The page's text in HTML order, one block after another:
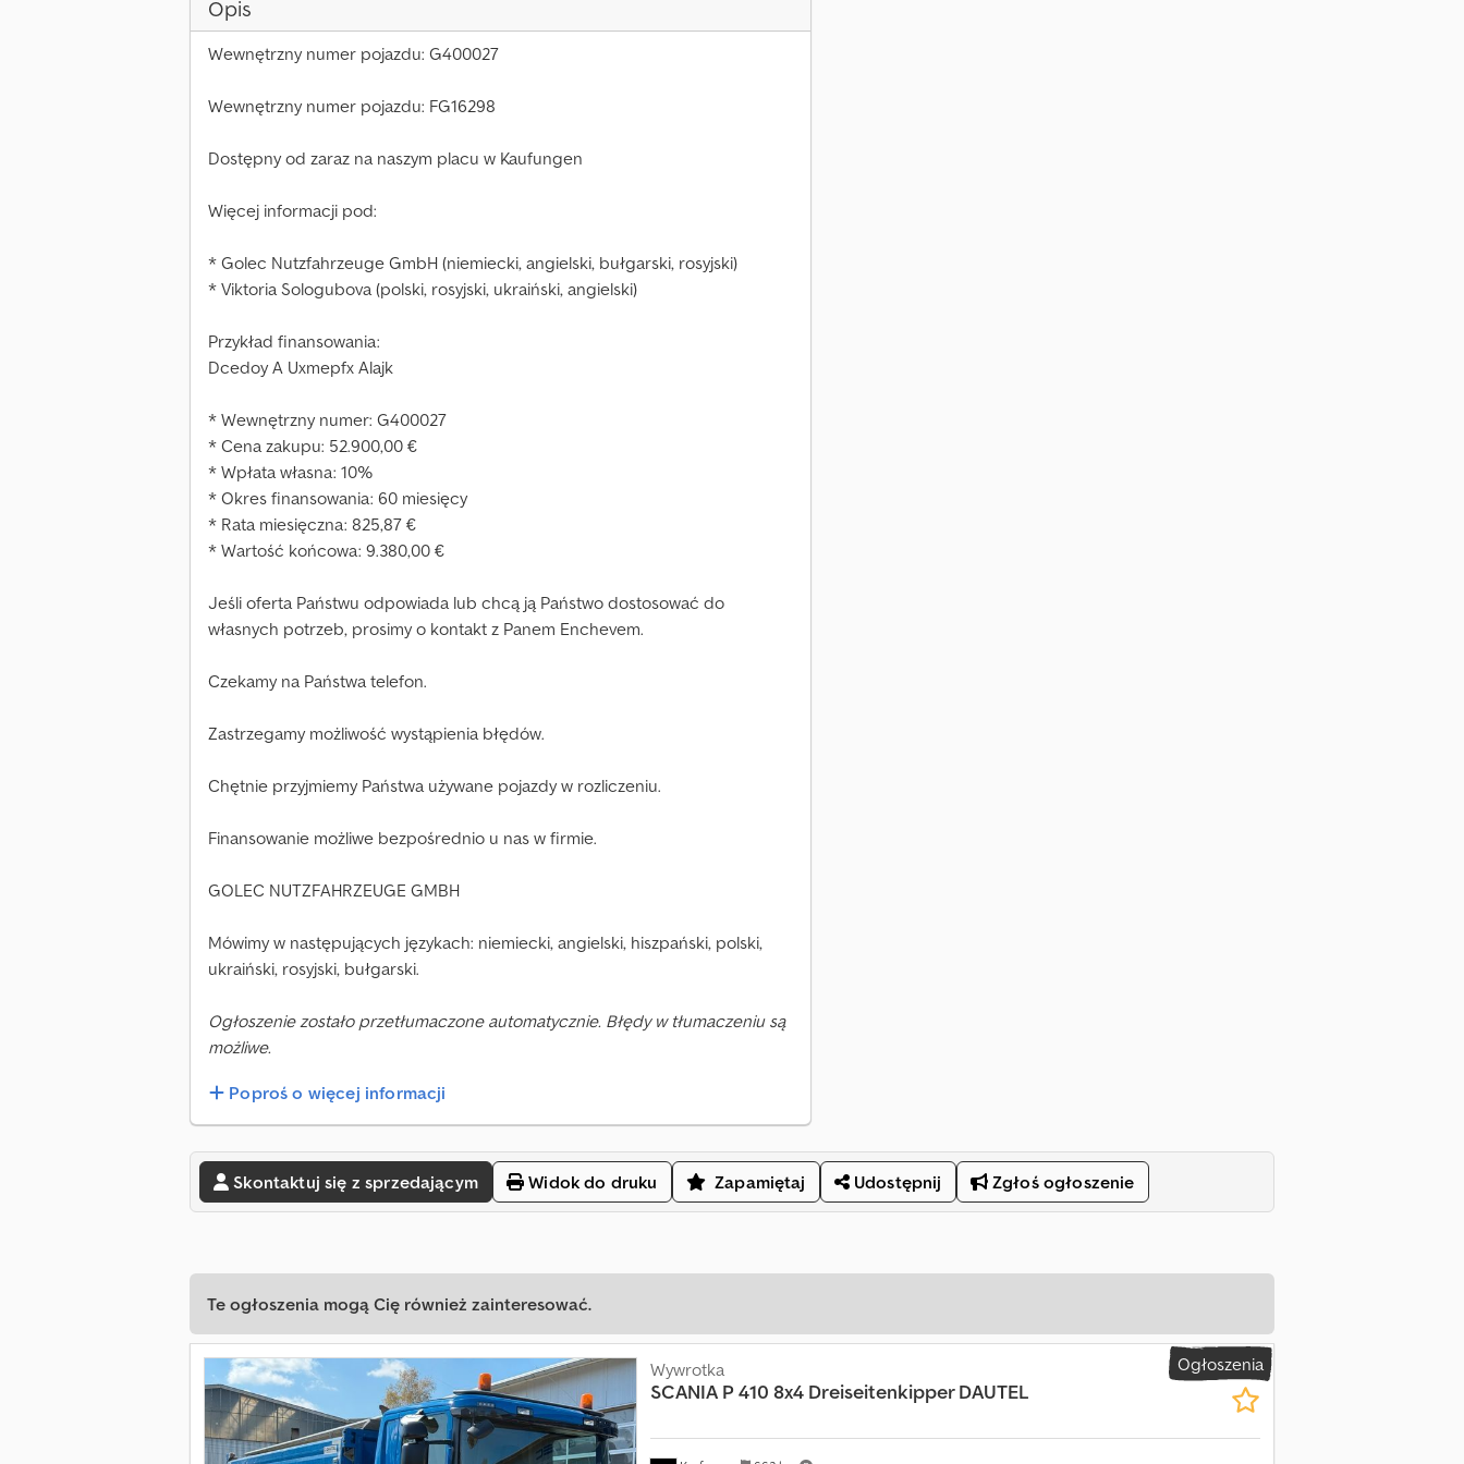
Opis
Wewnętrzny numer pojazdu: G400027
Wewnętrzny numer pojazdu: FG16298
Dostępny od zaraz na naszym placu w Kaufungen
Więcej informacji pod:
* Golec Nutzfahrzeuge GmbH (niemiecki, angielski, bułgarski, rosyjski)
* Viktoria Sologubova (polski, rosyjski, ukraiński, angielski)
Przykład finansowania:
Dcedoy A Uxmepfx Alajk
* Wewnętrzny numer: G400027
* Cena zakupu: 52.900,00 €
* Wpłata własna: 10%
* Okres finansowania: 60 miesięcy
* Rata miesięczna: 825,87 €
* Wartość końcowa: 9.380,00 €
Jeśli oferta Państwu odpowiada lub chcą ją Państwo dostosować do
własnych potrzeb, prosimy o kontakt z Panem Enchevem.
Czekamy na Państwa telefon.
Zastrzegamy możliwość wystąpienia błędów.
Chętnie przyjmiemy Państwa używane pojazdy w rozliczeniu.
Finansowanie możliwe bezpośrednio u nas w firmie.
GOLEC NUTZFAHRZEUGE GMBH
Mówimy w następujących językach: niemiecki, angielski, hiszpański, polski,
ukraiński, rosyjski, bułgarski.
Ogłoszenie zostało przetłumaczone automatycznie. Błędy w tłumaczeniu są
możliwe.
Poproś o więcej informacji
Skontaktuj się z sprzedającym Widok do druku Zapamiętaj Udostępnij Zgłoś ogłoszenie
Te ogłoszenia mogą Cię również zainteresować.
Ogłoszenia
Wywrotka
SCANIA P 410 8x4 Dreiseitenkipper DAUTEL